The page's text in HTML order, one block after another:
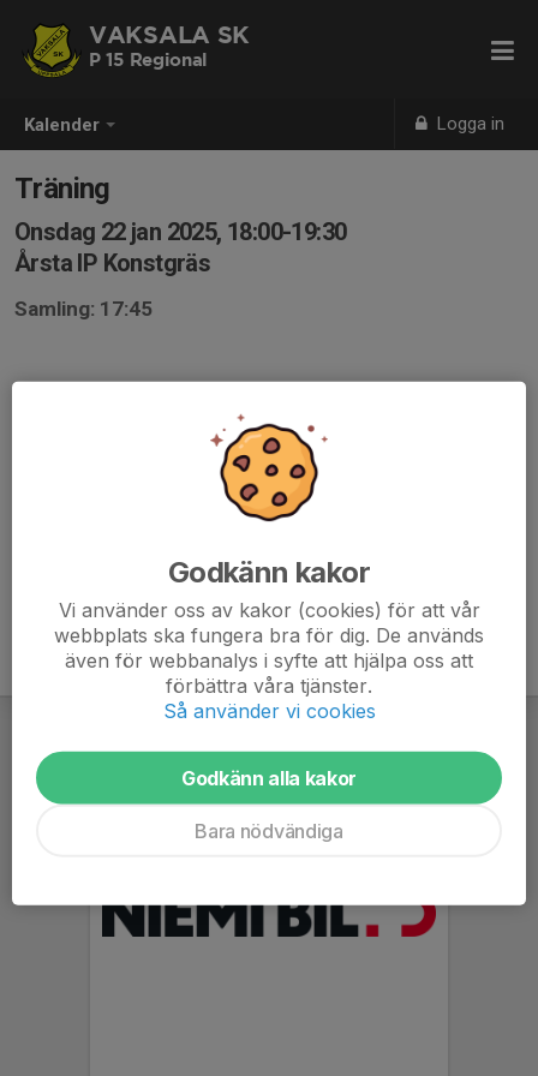
Kalender Logga in
VAKSALA SK
P 15 Regional
Träning
Onsdag 22 jan 2025, 18:00-19:30
Årsta IP Konstgräs
Samling: 17:45
Godkänn kakor
Vi använder oss av kakor (cookies) för att vår
webbplats ska fungera bra för dig. De används
även för webbanalys i syfte att hjälpa oss att
förbättra våra tjänster.
Så använder vi cookies
Godkänn alla kakor
Bara nödvändiga